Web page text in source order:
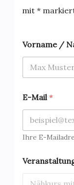
mit *
Vorname /
E-Mail *
Ihre E-